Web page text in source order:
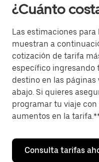
¿Cuánto
Las estimaciones
muestran a
cotización de tarifa
específico ingresando
destino en las
abajo. Si quieres
programar tu viaje
aumentos en la
Consulta tarifas